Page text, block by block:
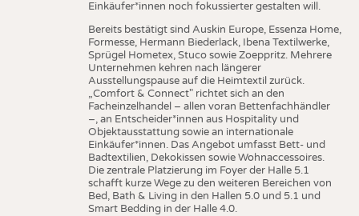
Einkäufer*innen noch fokussierter gestalten will.
Bereits bestätigt sind Auskin Europe, Essenza Home,
Formesse, Hermann Biederlack, Ibena Textilwerke,
Sprügel Hometex, Stuco sowie Zoeppritz. Mehrere
Unternehmen kehren nach längerer
Ausstellungspause auf die Heimtextil zurück.
„Comfort & Connect" richtet sich an den
Facheinzelhandel – allen voran Bettenfachhändler
–, an Entscheider*innen aus Hospitality und
Objektausstattung sowie an internationale
Einkäufer*innen. Das Angebot umfasst Bett- und
Badtextilien, Dekokissen sowie Wohnaccessoires.
Die zentrale Platzierung im Foyer der Halle 5.1
schafft kurze Wege zu den weiteren Bereichen von
Bed, Bath & Living in den Hallen 5.0 und 5.1 und
Smart Bedding in der Halle 4.0.